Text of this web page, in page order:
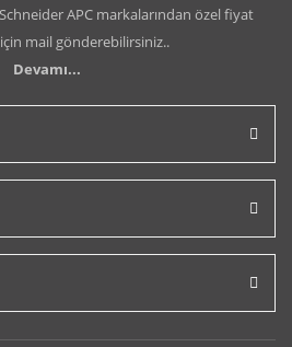
APC markalarından özel fiyat
mail gönderebilirsiniz..
Devamı...